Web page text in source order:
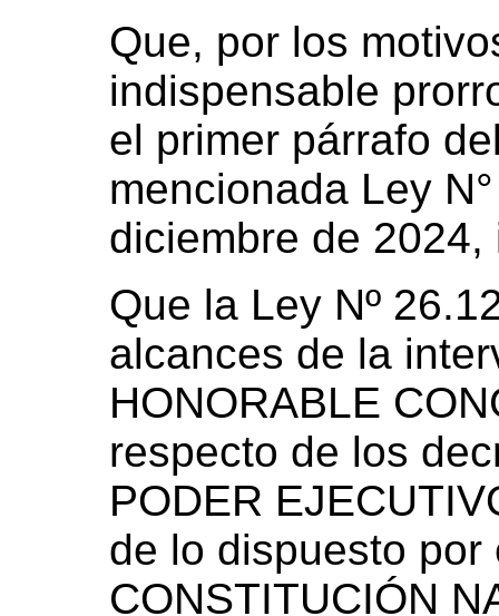
Que, por los
indispensable
el primer párrafo
mencionada Ley
diciembre de 2024,
Que la Ley Nº
alcances de la
HONORABLE
respecto de los
PODER
de lo dispuesto
CONSTITUCIÓN